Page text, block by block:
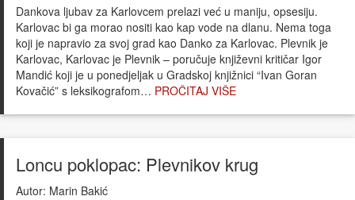
Dankova ljubav za Karlovcem prelazi već u maniju, opsesiju.
Karlovac bi ga morao nositi kao kap vode na dlanu. Nema toga
koji je napravio za svoj grad kao Danko za Karlovac. Plevnik je
Karlovac, Karlovac je Plevnik – poručuje književni kritičar Igor
Mandić koji je u ponedjeljak u Gradskoj knjižnici “Ivan Goran
Kovačić” s leksikografom… PROČITAJ VIŠE
Loncu poklopac: Plevnikov krug
Autor: Marin Bakić